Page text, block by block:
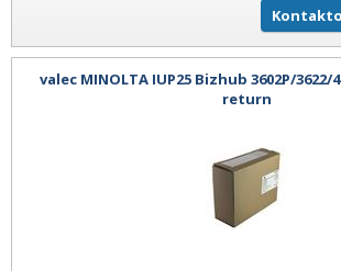
valec MINOLTA IUP25 Bizhub 3602P/3622/
return